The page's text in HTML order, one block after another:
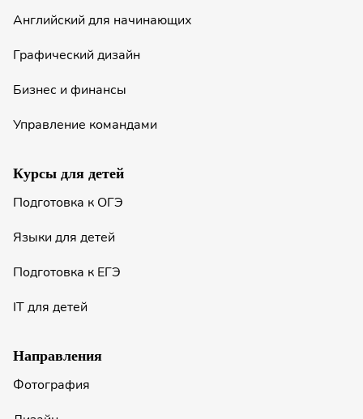
Английский для начинающих
Графический дизайн
Бизнес и финансы
Управление командами
Курсы для детей
Подготовка к ОГЭ
Языки для детей
Подготовка к ЕГЭ
IT для детей
Направления
Фотография